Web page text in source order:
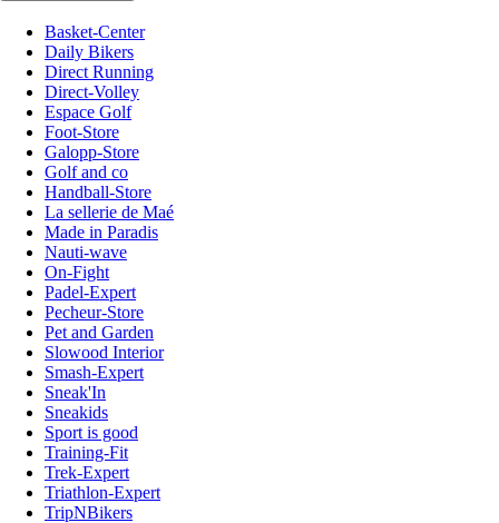
Basket-Center
Daily Bikers
Direct Running
Direct-Volley
Espace Golf
Foot-Store
Galopp-Store
Golf and co
Handball-Store
La sellerie de Maé
Made in Paradis
Nauti-wave
On-Fight
Padel-Expert
Pecheur-Store
Pet and Garden
Slowood Interior
Smash-Expert
Sneak'In
Sneakids
Sport is good
Training-Fit
Trek-Expert
Triathlon-Expert
TripNBikers